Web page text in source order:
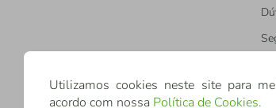
Utilizamos cookies neste site para
acordo com nossa Política de Cookies.